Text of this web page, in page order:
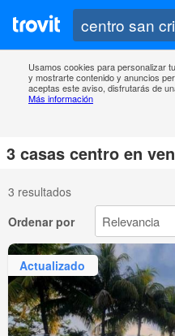
Usamos cookies para personalizar
y mostrarte contenido y anuncios
aceptas este aviso, disfrutarás de
Más información
3 casas centro en
3 resultados
Ordenar por
Actualizado